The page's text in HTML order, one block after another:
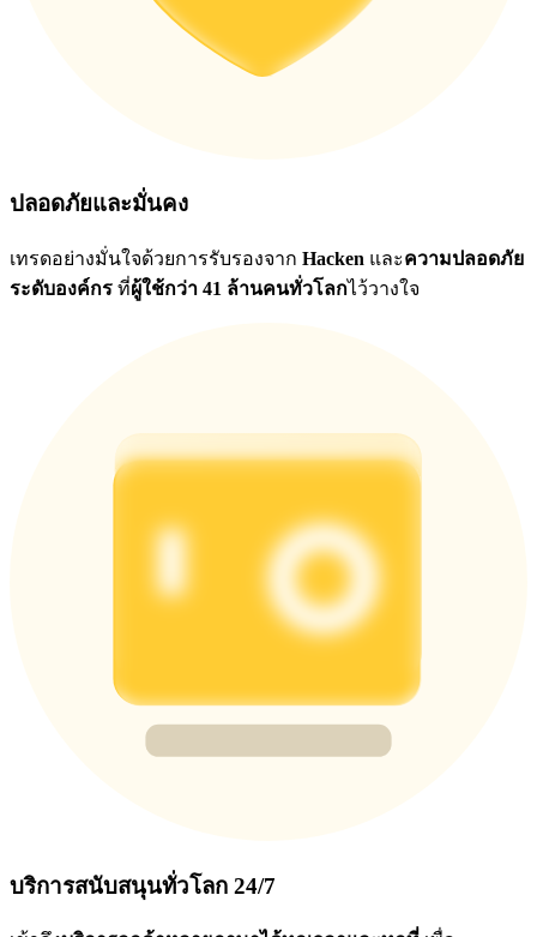
ปลอดภัยและมั่นคง
เทรดอย่างมั่นใจด้วยการรับรองจาก Hacken และความปลอดภัย
ระดับองค์กร ที่ผู้ใช้กว่า 41 ล้านคนทั่วโลกไว้วางใจ
บริการสนับสนุนทั่วโลก 24/7